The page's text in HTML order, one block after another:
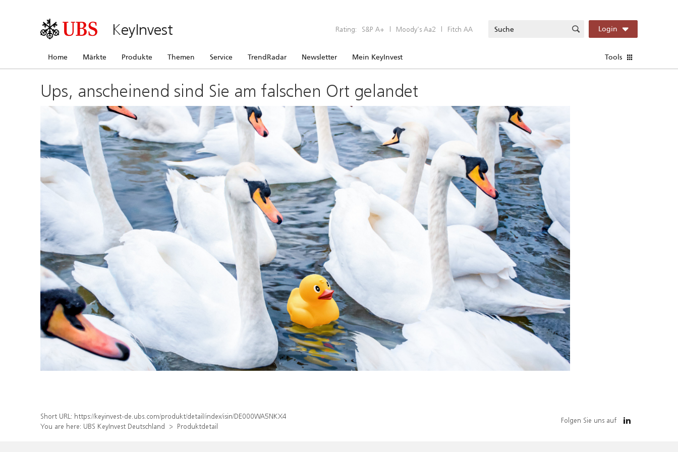
KeyInvest Rating: S&P A+ | Moody’s Aa2 | Fitch AA Login
Home Märkte Produkte Themen Service TrendRadar Newsletter Mein KeyInvest Tools
Ups, anscheinend sind Sie am falschen Ort gelandet
Short URL: https://keyinvest-de.ubs.com/produkt/detail/index/isin/DE000WA5NKX4
You are here: UBS KeyInvest Deutschland Produktdetail
Folgen Sie uns auf